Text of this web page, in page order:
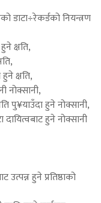
डाटा÷रेकर्डको नियन्त्रण
क्षति,
क्षति,
नोक्सानी,
पु¥याउँदा हुने नोक्सानी,
हुने नोक्सानी
उत्पन्न हुने प्रतिष्ठाको